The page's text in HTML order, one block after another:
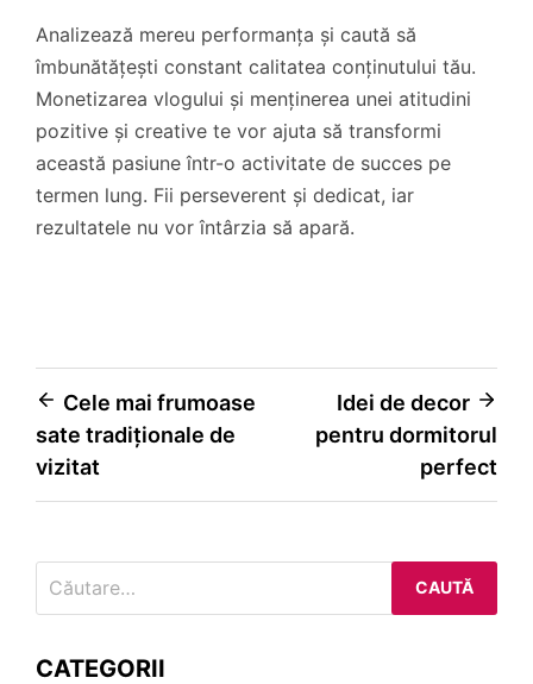
Analizează mereu performanța și caută să
îmbunătățești constant calitatea conținutului tău.
Monetizarea vlogului și menținerea unei atitudini
pozitive și creative te vor ajuta să transformi
această pasiune într-o activitate de succes pe
termen lung. Fii perseverent și dedicat, iar
rezultatele nu vor întârzia să apară.
Navigare
în
articole
Cele mai frumoase
sate tradiționale de
vizitat
Idei de decor
pentru dormitorul
perfect
după:
CATEGORII